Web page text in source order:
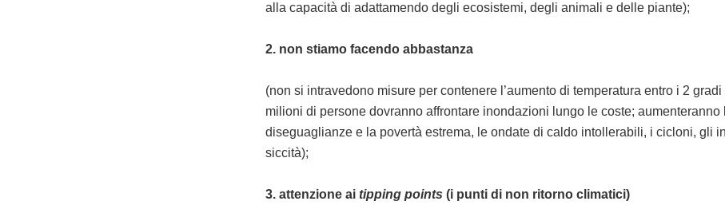
alla capacità di adattamendo degli ecosistemi, degli animali e delle piante);
2. non stiamo facendo abbastanza
(non si intravedono misure per contenere l’aumento di temperatura entro i 2
milioni di persone dovranno affrontare inondazioni lungo le coste; aumenteranno
diseguaglianze e la povertà estrema, le ondate di caldo intollerabili, i cicloni, gli
siccità);
3. attenzione ai tipping points (i punti di non ritorno climatici)